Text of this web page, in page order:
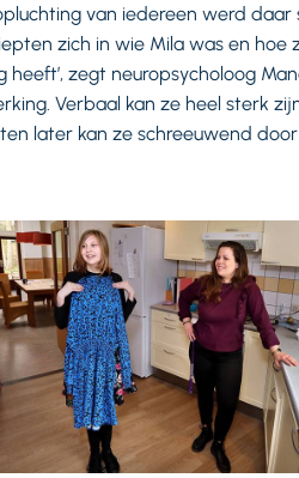
van iedereen werd
zich in wie Mila was en hoe
heeft’, zegt neuropsycholoog
Verbaal kan ze heel sterk
later kan ze schreeuwend door